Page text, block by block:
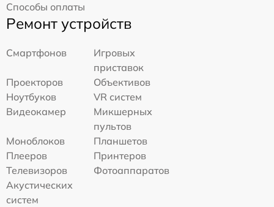
Способы оплаты
Ремонт устройств
Смартфонов
Игровых
приставок
Проекторов
Объективов
Ноутбуков
VR систем
Видеокамер
Микшерных
пультов
Моноблоков
Планшетов
Плееров
Принтеров
Телевизоров
Фотоаппаратов
Акустических
систем